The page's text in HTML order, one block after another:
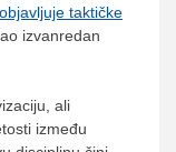
taktičke
izvanredan
ali
između